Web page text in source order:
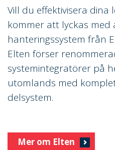
Vill du effektivisera dina
kommer att lyckas med
hanteringssystem från
Elten förser
systemintegratörer på
utomlands med
delsystem.
Mer om Elten